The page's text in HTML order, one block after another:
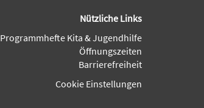
Nützliche Links
Programmhefte Kita & Jugendhilfe
Öffnungszeiten
Barrierefreiheit
Cookie Einstellungen